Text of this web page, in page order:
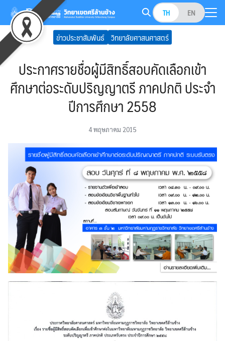
Skip
content
TH EN
Search
for: ข่าวประชาสัมพันธ์ วิทยาลัยศาสนศาสตร์
ประกาศรายชื่อผู้มีสิทธิ์สอบคัดเลือกเข้า
ศึกษาต่อระดับปริญญาตรี ภาคปกติ ประจำ
ปีการศึกษา 2558
4 พฤษภาคม 2015